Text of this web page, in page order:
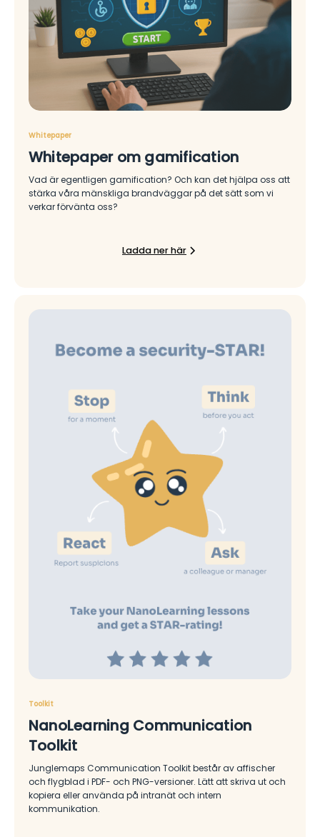
Whitepaper
Whitepaper om gamification
Vad är egentligen gamification? Och kan det hjälpa oss att
stärka våra mänskliga brandväggar på det sätt som vi
verkar förvänta oss?
Ladda ner här
Toolkit
NanoLearning Communication
Toolkit
Junglemaps Communication Toolkit består av affischer
och flygblad i PDF- och PNG-versioner. Lätt att skriva ut och
kopiera eller använda på intranät och intern
kommunikation.